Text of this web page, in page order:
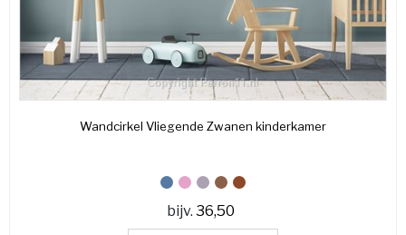
Wandcirkel Vliegende Zwanen kinderkamer
bijv. 36,50